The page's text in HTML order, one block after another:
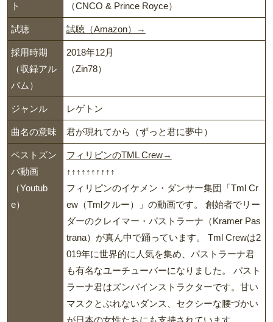
ト
（CNCO & Prince Royce）
試聴 試聴（Amazon）→
採用時期
（収録アル
バム）
2018年12月
（Zin78）
ジャンル レゲトン
曲名の意味 君が現れてから（ずっと君に夢中）
ベストズン
バ動画
（Youtub
e）
フィリピンのTML Crew→
↑↑↑↑↑↑↑↑↑↑
フィリピンのイケメン・ダンサー集団「Tml Cr
ew（Tmlクルー）」の動画です。 創始者でリー
ダーのクレイマー・パストラーナ（Kramer Pas
trana）が真ん中で踊っています。 Tml Crewは2
019年に世界的に人気を集め、パストラーナ君
も有名なユーチューバーになりました。 パスト
ラーナ君はズンバインストラクターです。甘い
マスクとぶれないダンス、セクシーな腰づかい